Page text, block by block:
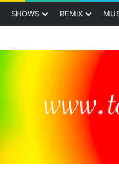
SHOWS REMIX